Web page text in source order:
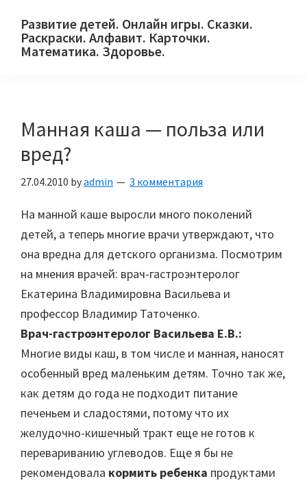
primary
main
primary
Развитие детей. Онлайн игры. Сказки.
Раскраски. Алфавит. Карточки.
Математика. Здоровье.
и
их
родителей.
Манная каша — польза или
вред?
27.04.2010 byadmin 3 комментария
На манной каше выросли много поколений
детей, а теперь многие врачи утверждают, что
она вредна для детского организма. Посмотрим
на мнения врачей: врач-гастроэнтеролог
Екатерина Владимировна Васильева и
профессор Владимир Таточенко.
Врач-гастроэнтеролог Васильева Е.В.:
Многие виды каш, в том числе и манная, наносят
особенный вред маленьким детям. Точно так же,
как детям до года не подходит питание
печеньем и сладостями, потому что их
желудочно-кишечный тракт еще не готов к
перевариванию углеводов. Еще я бы не
рекомендовала кормить ребенка продуктами